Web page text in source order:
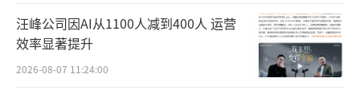
逻辑始终未曾改变。AI能够承接重复性、流程
化机械工作，补足人力短板、提升团队运营效
率上限，却无法替代创业者对市场风向的敏锐
汪峰公司因AI从1100人减到400人 运营
效率显著提升
2026-08-07 11:24:00